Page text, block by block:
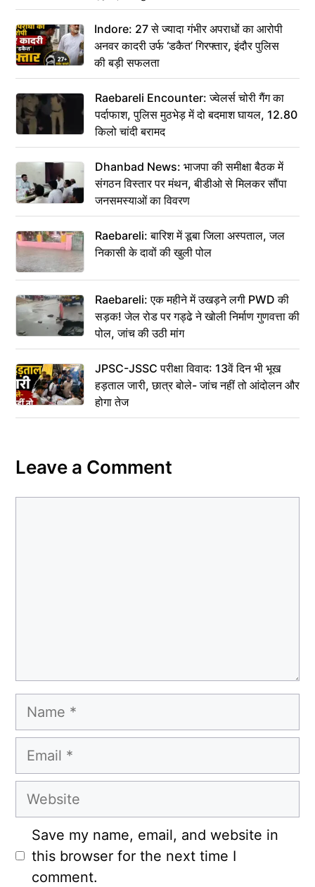
कहा– अंतिम संस्कार कर दीजिए हम नहीं आ पाएंगे
Indore: 27 से ज्यादा गंभीर अपराधों का आरोपी
अनवर कादरी उर्फ ‘डकैत’ गिरफ्तार, इंदौर पुलिस
की बड़ी सफलता
Raebareli Encounter: ज्वेलर्स चोरी गैंग का
पर्दाफाश, पुलिस मुठभेड़ में दो बदमाश घायल, 12.80
किलो चांदी बरामद
Dhanbad News: भाजपा की समीक्षा बैठक में
संगठन विस्तार पर मंथन, बीडीओ से मिलकर सौंपा
जनसमस्याओं का विवरण
Raebareli: बारिश में डूबा जिला अस्पताल, जल
निकासी के दावों की खुली पोल
Raebareli: एक महीने में उखड़ने लगी PWD की
सड़क! जेल रोड पर गड्ढे ने खोली निर्माण गुणवत्ता की
पोल, जांच की उठी मांग
JPSC-JSSC परीक्षा विवाद: 13वें दिन भी भूख
हड़ताल जारी, छात्र बोले- जांच नहीं तो आंदोलन और
होगा तेज
Leave a Comment
Name
Email
Website
Save my name, email, and website in
this browser for the next time I
comment.